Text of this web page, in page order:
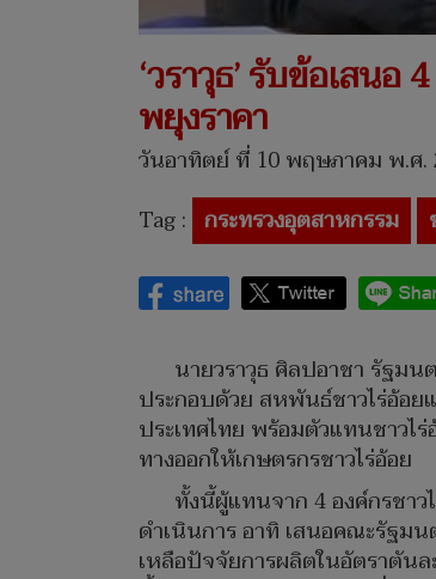
‘วราวุธ’ รับข้อเสน
พยุงราคา
วันอาทิตย์ ที่ 10 พฤษภาคม พ.ศ.
Tag : กระทรวงอุตสาหกรรม
นายวราวุธ ศิลปอาชา รัฐมน
ประกอบด้วย สหพันธ์ชาวไร่อ้อย
ประเทศไทย พร้อมตัวแทนชาวไ
ทางออกให้เกษตรกรชาวไร่อ้อย
ทั้งนี้ผู้แทนจาก 4 องค์กรชา
ดำเนินการ อาทิ เสนอคณะรัฐม
เหลือปัจจัยการผลิตในอัตราตัน